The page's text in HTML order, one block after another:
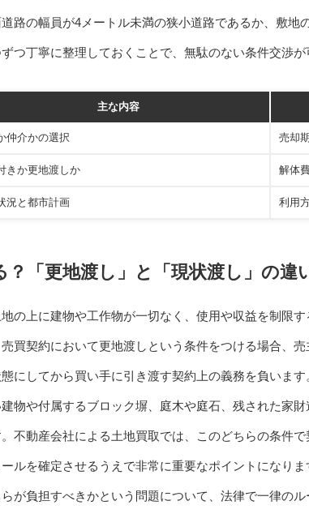
路の幅員が4メートル未満の狭小道路であるか、敷地
つ丁寧に整理しておくことで、無駄のない条件交渉が
主な内容
仲介かの選択 売却
きか更地渡しか 解体
況と都市計画 利用
「更地渡し」と「現状渡し」の違
の上に建物や工作物が一切なく、使用や収益を制限
買契約において更地渡しという条件をつける場合、
にしてから買い手に引き渡す契約上の義務を負いま
物や付属するブロック塀、庭木や庭石、残された家
不動産会社による土地買取では、このどちらの条件
ルを確定させるうえで非常に重要なポイントになりま
が負担すべきかという問題について、法律で一律の